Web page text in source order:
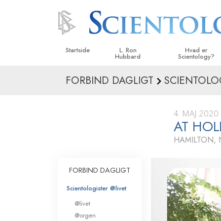
Startside L. Ron
Hubbard
Hvad er
Scientology?
Anskuelser og
Hvad scientologer
om Scientology
Mød en scientolog
Indenfor i en Kirke
De
i Scientology
En introduktion til
FORBIND DAGLIGT
4. MAJ 2020
AT
HAMILTON,
FORBIND DAGLIGT
Scientologister @livet
@livet
@orgen